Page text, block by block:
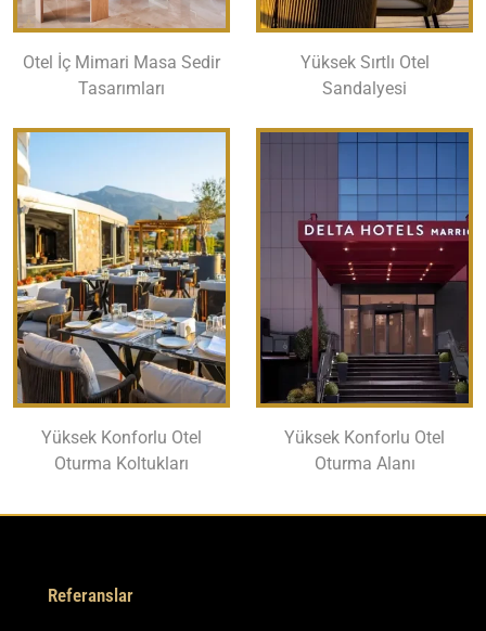
Otel İç Mimari Masa Sedir
Tasarımları
Yüksek Sırtlı Otel
Sandalyesi
Yüksek Konforlu Otel
Oturma Koltukları
Yüksek Konforlu Otel
Oturma Alanı
Referanslar